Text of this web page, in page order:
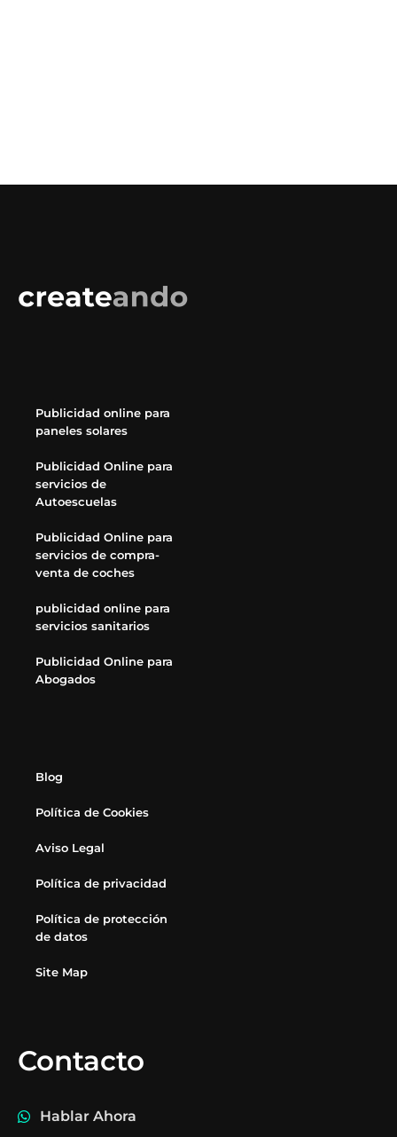
Publicidad online para
paneles solares
Publicidad Online para
servicios de
Autoescuelas
Publicidad Online para
servicios de compra-
venta de coches
publicidad online para
servicios sanitarios
Publicidad Online para
Abogados
Blog
Política de Cookies
Aviso Legal
Política de privacidad
Política de protección
de datos
Site Map
Contacto
Hablar Ahora